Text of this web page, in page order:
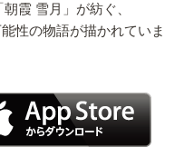
霞 雪月」が紡ぐ、
性の物語が描かれていま